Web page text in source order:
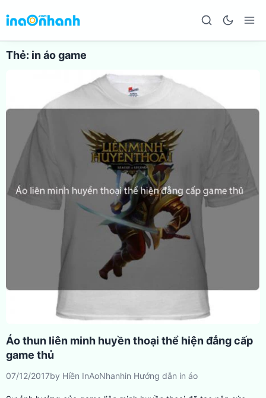
Thẻ: in áo game
Áo thun liên minh huyền thoại thể hiện đẳng cấp
game thủ
07/12/2017by Hiền InAoNhanhin Hướng dẫn in áo